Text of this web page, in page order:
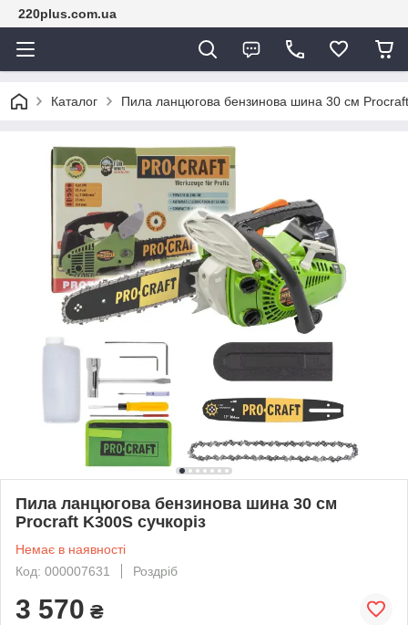
220plus.com.ua
Каталог Пила ланцюгова бензинова шина 30 см Procraft
Пила ланцюгова бензинова шина 30 см
Procraft K300S сучкоріз
Немає в наявності
Код: 000007631
Роздріб
3 570 ₴